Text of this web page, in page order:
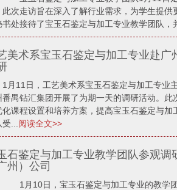
此次走访旨在深入了解行业需求，为学生
书处接待了宝玉石鉴定与加工专业教学团队，
美术系宝玉石鉴定与加工专业赴广
1月11日，工艺美术系宝玉石鉴定与加工专业
番禺钻汇集团开展了为期一天的调研活动。
化课程设置和培养方案，提高宝玉石鉴定与
... 阅读全文>>
石鉴定与加工专业教学团队参观调
州）公司
1月10日，宝玉石鉴定与加工专业的教学